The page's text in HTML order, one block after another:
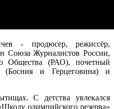
- продюсер, режиссёр,
Союза Журналистов России,
Общества (РАО), почетный
(Босния и Герцеговина) и
С детства увлекался
олимпийского резерва»